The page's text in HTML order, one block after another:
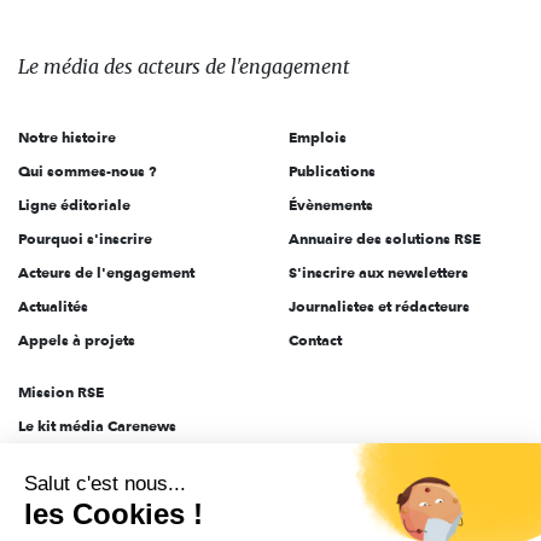
des
l'engagement
Le média des acteurs de l'engagement
Notre histoire
Qui sommes-nous ?
Ligne éditoriale
Pourquoi s'inscrire
Acteurs de l'engagement
Actualités
Appels à projets
Emplois
Publications
Évènements
Annuaire des solutions RSE
S'inscrire aux newsletters
Journalistes et rédacteurs
Contact
Mission RSE
Le kit média Carenews
AEF info
Novethic
Salut c'est nous...
les Cookies !